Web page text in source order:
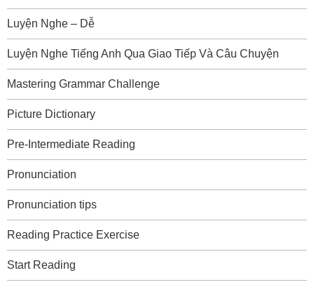
Luyện Nghe – Dễ
Luyện Nghe Tiếng Anh Qua Giao Tiếp Và Câu Chuyện
Mastering Grammar Challenge
Picture Dictionary
Pre-Intermediate Reading
Pronunciation
Pronunciation tips
Reading Practice Exercise
Start Reading